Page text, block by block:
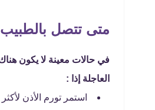
متى تتصل بالطبيب
في حالات معينة لا يكون
العاجلة إذا :
استمر تورم الأذن لأكثر من 24